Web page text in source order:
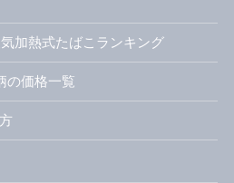
加熱式たばこランキング
の価格一覧